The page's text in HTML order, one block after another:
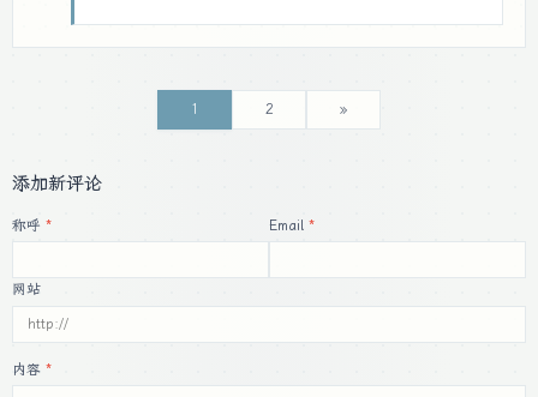
1 2 »
添加新评论
称呼 Email
网站
内容